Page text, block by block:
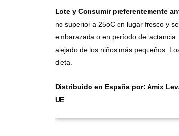
Lote y Consumir preferentemente
no superior a 25oC en lugar fresco y
embarazada o en período de
alejado de los niños más pequeños.
dieta.
Distribuido en España por: Amix
UE